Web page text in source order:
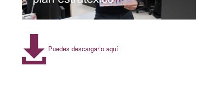
Puedes descargarlo aquí